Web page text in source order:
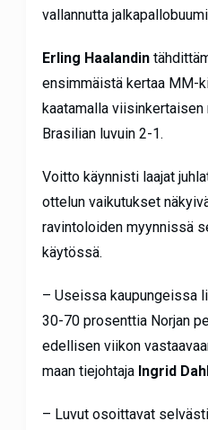
vallannutta
Erling Haalandin
ensimmäistä kertaa MM-
kaatamalla
Brasilian luvuin 2-1.
Voitto käynnisti laajat
ottelun vaikutukset
ravintoloiden myynnissä
käytössä.
– Useissa kaupungeissa
30-70 prosenttia Norjan
edellisen viikon
maan tiejohtaja Ingrid
– Luvut osoittavat